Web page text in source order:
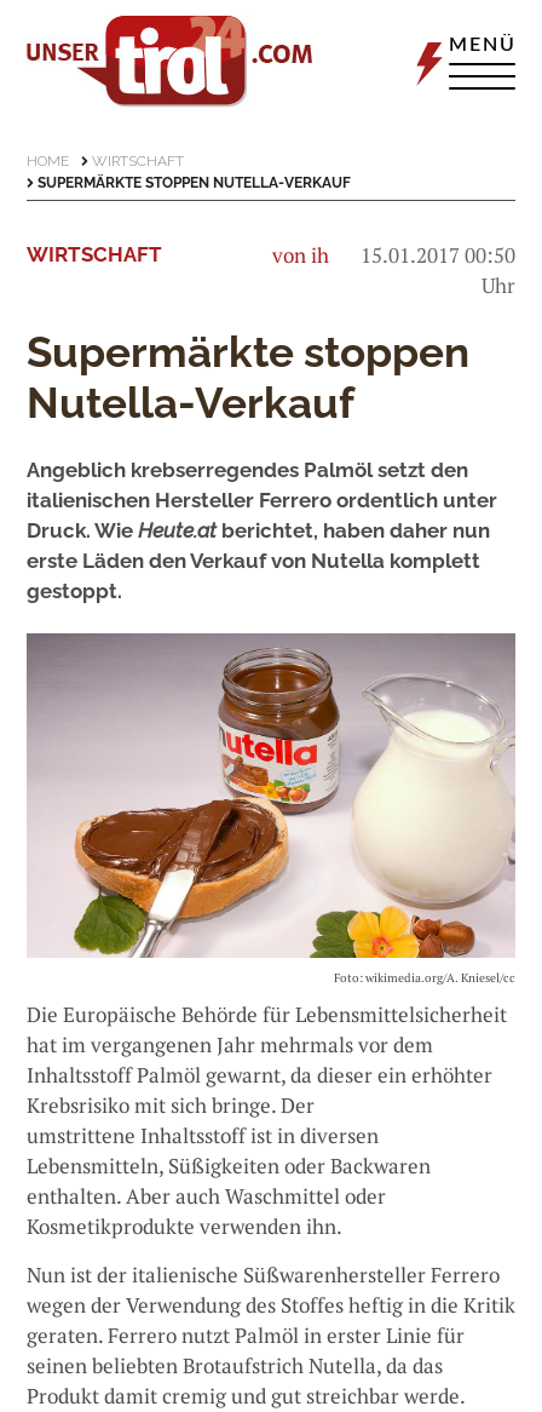
MENÜ
HOME
WIRTSCHAFT
SUPERMÄRKTE STOPPEN NUTELLA-VERKAUF
WIRTSCHAFT von ih
15.01.2017 00:50
Uhr
Supermärkte stoppen
Nutella-Verkauf
Angeblich krebserregendes Palmöl setzt den
italienischen Hersteller Ferrero ordentlich unter
Druck. Wie Heute.atberichtet, haben daher nun
erste Läden den Verkauf von Nutella komplett
gestoppt.
Foto: wikimedia.org/A. Kniesel/cc
Die Europäische Behörde für Lebensmittelsicherheit
hat im vergangenen Jahr mehrmals vor dem
Inhaltsstoff Palmöl gewarnt, da dieser ein erhöhter
Krebsrisiko mit sich bringe. Der
umstrittene Inhaltsstoff ist in diversen
Lebensmitteln, Süßigkeiten oder Backwaren
enthalten. Aber auch Waschmittel oder
Kosmetikprodukte verwenden ihn.
Nun ist der italienische Süßwarenhersteller Ferrero
wegen der Verwendung des Stoffes heftig in die Kritik
geraten. Ferrero nutzt Palmöl in erster Linie für
seinen beliebten Brotaufstrich Nutella, da das
Produkt damit cremig und gut streichbar werde.